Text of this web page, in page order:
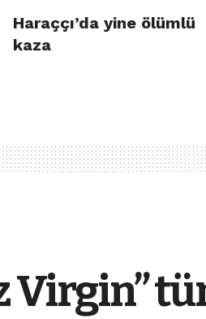
Haraççı’da yine ölümlü
kaza
Virgin”